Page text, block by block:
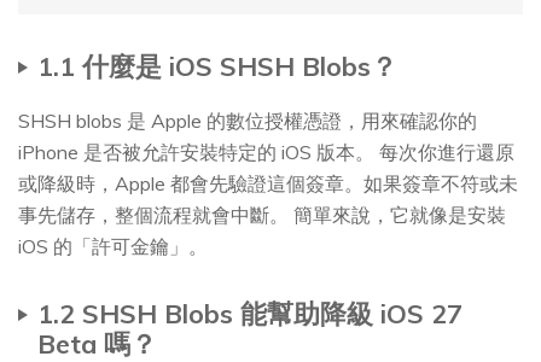
1.1 什麼是 iOS SHSH Blobs？
SHSH blobs 是 Apple 的數位授權憑證，用來確認你的
iPhone 是否被允許安裝特定的 iOS 版本。 每次你進行還原
或降級時，Apple 都會先驗證這個簽章。如果簽章不符或未
事先儲存，整個流程就會中斷。 簡單來說，它就像是安裝
iOS 的「許可金鑰」。
1.2 SHSH Blobs 能幫助降級 iOS 27
Beta 嗎？